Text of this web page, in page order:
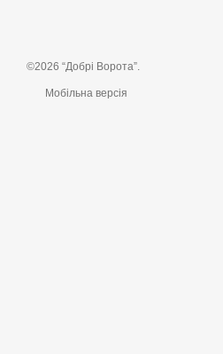
©2026 “Добрі Ворота”.
Мобільна версія